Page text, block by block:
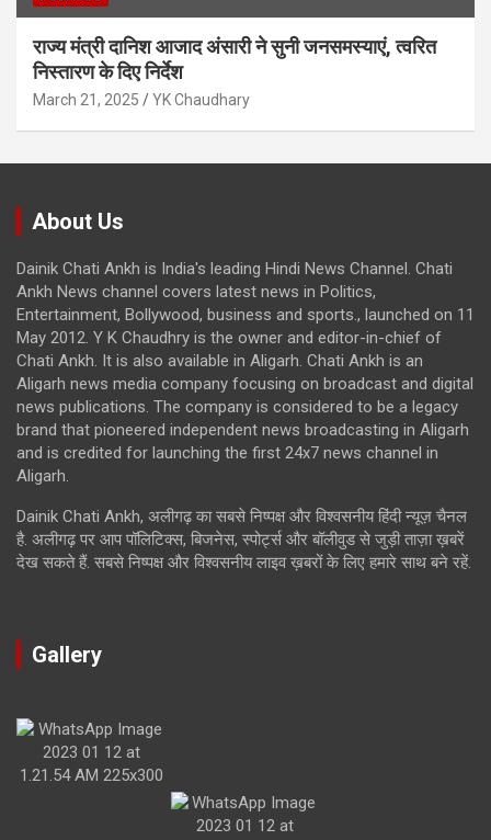
राज्य मंत्री दानिश आजाद अंसारी ने सुनी जनसमस्याएं, त्वरित
निस्तारण के दिए निर्देश
March 21, 2025 YK Chaudhary
About Us
Dainik Chati Ankh is India's leading Hindi News Channel. Chati
Ankh News channel covers latest news in Politics,
Entertainment, Bollywood, business and sports., launched on 11
May 2012. Y K Chaudhry is the owner and editor-in-chief of
Chati Ankh. It is also available in Aligarh. Chati Ankh is an
Aligarh news media company focusing on broadcast and digital
news publications. The company is considered to be a legacy
brand that pioneered independent news broadcasting in Aligarh
and is credited for launching the first 24x7 news channel in
Aligarh.
Dainik Chati Ankh, अलीगढ़ का सबसे निष्पक्ष और विश्वसनीय हिंदी न्यूज़ चैनल
है. अलीगढ़ पर आप पॉलिटिक्स, बिजनेस, स्पोर्ट्स और बॉलीवुड से जुड़ी ताज़ा ख़बरें
देख सकते हैं. सबसे निष्पक्ष और विश्वसनीय लाइव ख़बरों के लिए हमारे साथ बने रहें.
Gallery